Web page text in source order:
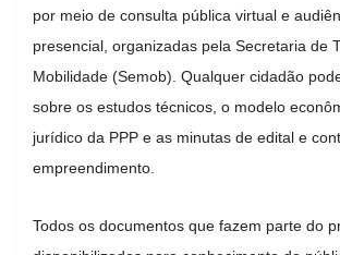
por meio de consulta pública virtual e
presencial, organizadas pela Secretaria de
Mobilidade (Semob). Qualquer cidadão
sobre os estudos técnicos, o modelo
jurídico da PPP e as minutas de edital e
empreendimento.
Todos os documentos que fazem parte do